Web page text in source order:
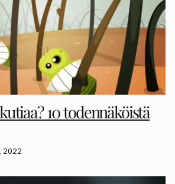
10 todennäköistä
2022